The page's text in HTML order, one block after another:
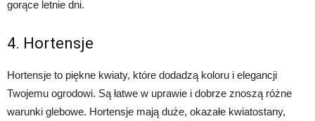
gorące letnie dni.
4. Hortensje
Hortensje to piękne kwiaty, które dodadzą koloru i elegancji
Twojemu ogrodowi. Są łatwe w uprawie i dobrze znoszą różne
warunki glebowe. Hortensje mają duże, okazałe kwiatostany,